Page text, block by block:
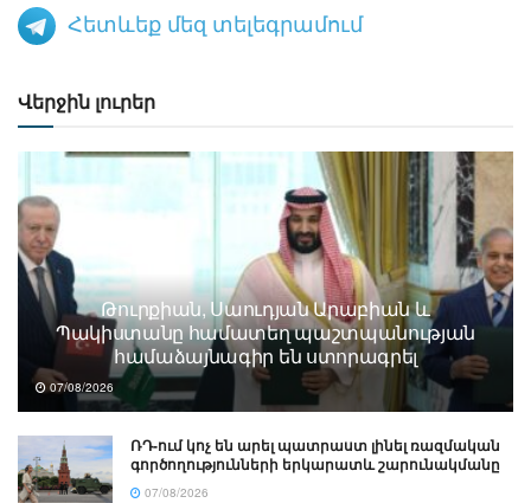
Հետևեք մեզ տելեգրամում
Վերջին լուրեր
Թուրքիան, Սաուդյան Արաբիան և
Պակիստանը համատեղ պաշտպանության
համաձայնագիր են ստորագրել
07/08/2026
ՌԴ-ում կոչ են արել պատրաստ լինել ռազմական
գործողությունների երկարատև շարունակմանը
07/08/2026